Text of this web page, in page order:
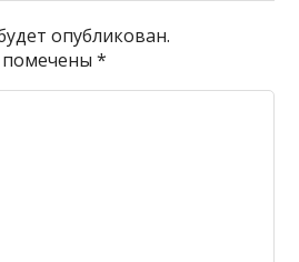
опубликован.
помечены*